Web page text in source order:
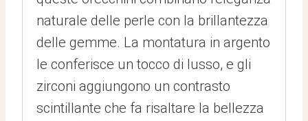
naturale delle perle con la brillantezza
delle gemme. La montatura in argento
le conferisce un tocco di lusso, e gli
zirconi aggiungono un contrasto
scintillante che fa risaltare la bellezza